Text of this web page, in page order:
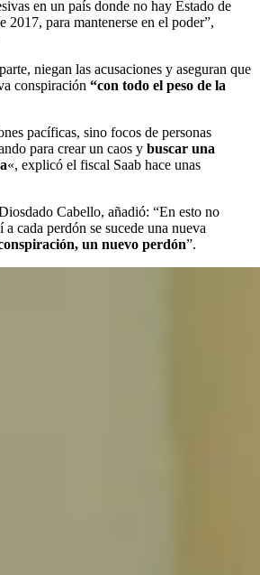
en un país donde no hay Estado de
2017, para mantenerse en el poder”,
niegan las acusaciones y aseguran que
conspiración “con todo el peso de la
pacíficas, sino focos de personas
para crear un caos y buscar una
«, explicó el fiscal Saab hace unas
Cabello, añadió: “En esto no
cada perdón se sucede una nueva
un nuevo perdón”.